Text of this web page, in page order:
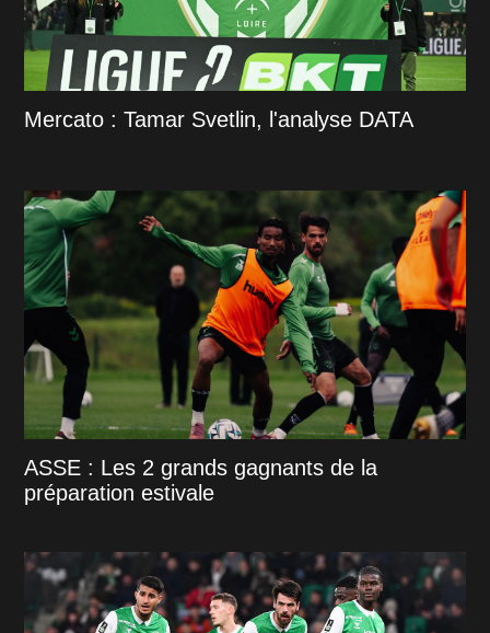
Mercato : Tamar Svetlin, l'analyse DATA
ASSE : Les 2 grands gagnants de la
préparation estivale